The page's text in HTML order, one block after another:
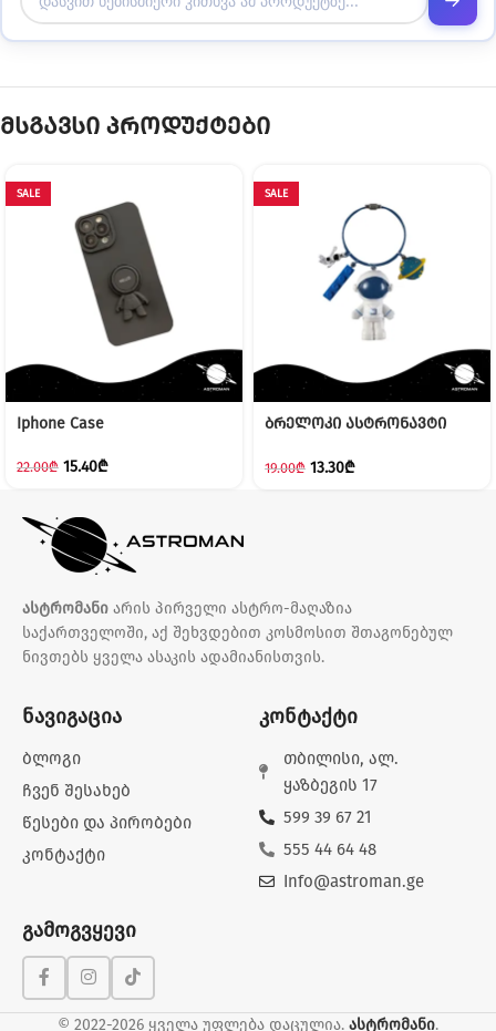
მსგავსი პროდუქტები
SALE
Iphone Case
22.00₾ 15.40₾
SALE
ბრელოკი ასტრონავტი
19.00₾ 13.30₾
ასტრომანი არის პირველი ასტრო-მაღაზია
საქართველოში, აქ შეხვდებით კოსმოსით შთაგონებულ
ნივთებს ყველა ასაკის ადამიანისთვის.
ნავიგაცია
ბლოგი
ჩვენ შესახებ
წესები და პირობები
კონტაქტი
კონტაქტი
თბილისი, ალ.
ყაზბეგის 17
599 39 67 21
555 44 64 48
Info@astroman.ge
გამოგვყევი
© 2022-2026 ყველა უფლება დაცულია. ასტრომანი.